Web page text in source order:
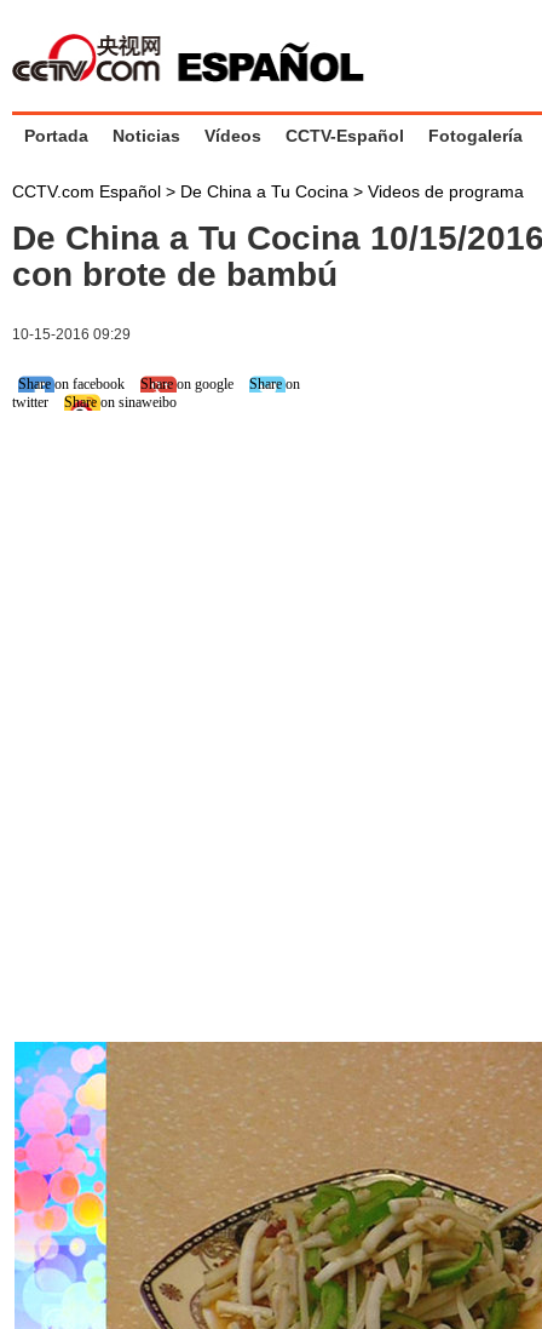
Portada Noticias Vídeos CCTV-Español Fotogalería
CCTV.com Español > De China a Tu Cocina > Videos de programa
De China a Tu Cocina 10/15/
con brote de bambú
10-15-2016 09:29
Share on facebook Share on google
Share on
twitter
Share on sinaweibo